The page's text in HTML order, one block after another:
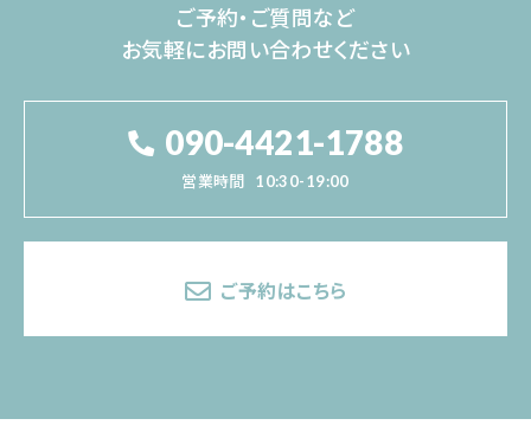
ご予約・ご質問など
お気軽にお問い合わせください
090-4421-1788
営業時間 10:30-19:00
ご予約はこちら